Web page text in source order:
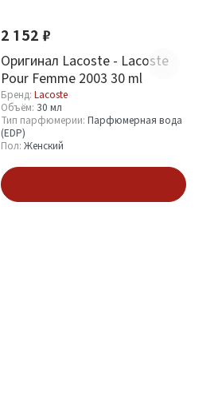
2 152 ₽
Оригинал Lacoste - Lacoste
Pour Femme 2003 30 ml
Бренд: Lacoste
Объём: 30 мл
Тип парфюмерии: Парфюмерная вода
(EDP)
Пол: Женский